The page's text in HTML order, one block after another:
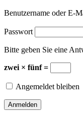
Benutzername oder E-
Passwort
Bitte geben Sie eine
zwei × fünf =
Angemeldet bleiben